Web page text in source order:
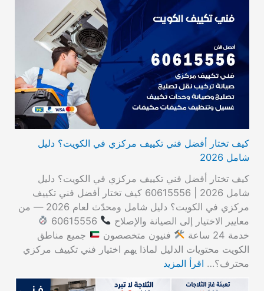
كيف تختار أفضل فني تكييف مركزي في الكويت؟ دليل
شامل 2026
كيف تختار أفضل فني تكييف مركزي في الكويت؟ دليل
شامل 2026 | 60615556 كيف تختار أفضل فني تكييف
مركزي في الكويت؟ دليل شامل ومحدّث لعام 2026 — من
معايير الاختيار إلى الصيانة والإصلاح
خدمة 24 ساعة
فنيون متخصصون
جميع مناطق
الكويت محتويات الدليل لماذا يهم اختيار فني تكييف مركزي
محترف؟… اقرأ المزيد